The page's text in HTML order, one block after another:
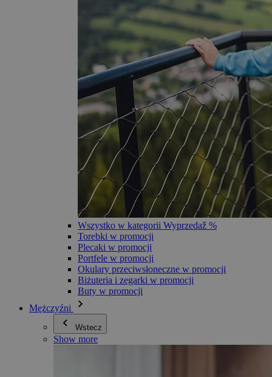
Wszystko w kategorii Wyprzedaž %
Torebki w promocji
Plecaki w promocji
Portfele w promocji
Okulary przeciwsłoneczne w promocji
Biżuteria i zegarki w promocji
Buty w promocji
Mężczyźni
Wstecz
Show more